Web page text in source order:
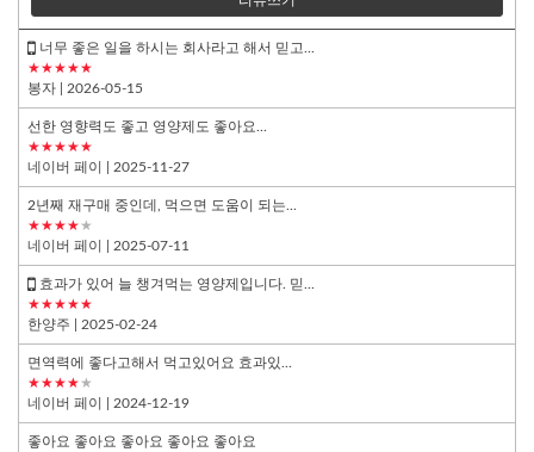
너무 좋은 일을 하시는 회사라고 해서 믿고...
★★★★★
봉자 | 2026-05-15
선한 영향력도 좋고 영양제도 좋아요...
★★★★★
네이버 페이 | 2025-11-27
2년째 재구매 중인데, 먹으면 도움이 되는...
★★★★★
네이버 페이 | 2025-07-11
효과가 있어 늘 챙겨먹는 영양제입니다. 믿...
★★★★★
한양주 | 2025-02-24
면역력에 좋다고해서 먹고있어요 효과있...
★★★★★
네이버 페이 | 2024-12-19
좋아요 좋아요 좋아요 좋아요 좋아요